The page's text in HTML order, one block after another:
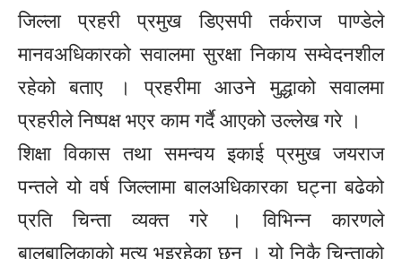
जिल्ला प्रहरी प्रमुख डिएसपी तर्कराज पाण्डेले
मानवअधिकारको सवालमा सुरक्षा निकाय सम्वेदनशील
रहेको बताए । प्रहरीमा आउने मुद्धाको सवालमा
प्रहरीले निष्पक्ष भएर काम गर्दै आएको उल्लेख गरे ।
शिक्षा विकास तथा समन्वय इकाई प्रमुख जयराज
पन्तले यो वर्ष जिल्लामा बालअधिकारका घट्ना बढेको
प्रति चिन्ता व्यक्त गरे । विभिन्न कारणले
बालबालिकाको मृत्यु भइरहेका छन् । यो निकै चिन्ताको